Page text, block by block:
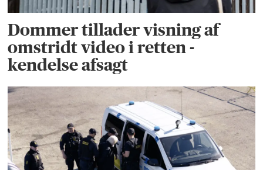
Dommer tillader visning af
omstridt video i retten -
kendelse afsagt